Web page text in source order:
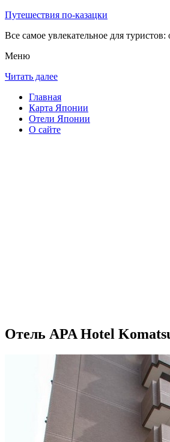
Путешествия по-казацки
Все самое увлекательное для
Меню
Читать далее
Главная
Карта Японии
Отели Японии
О сайте
Отель APA Hotel